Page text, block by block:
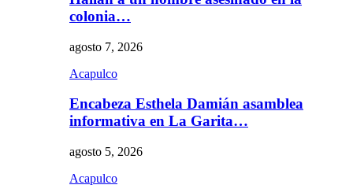
colonia…
agosto 7, 2026
Acapulco
Encabeza Esthela Damián asamblea
informativa en La Garita…
agosto 5, 2026
Acapulco